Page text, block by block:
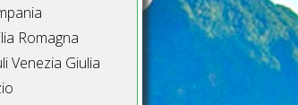
Romagna
Venezia Giulia